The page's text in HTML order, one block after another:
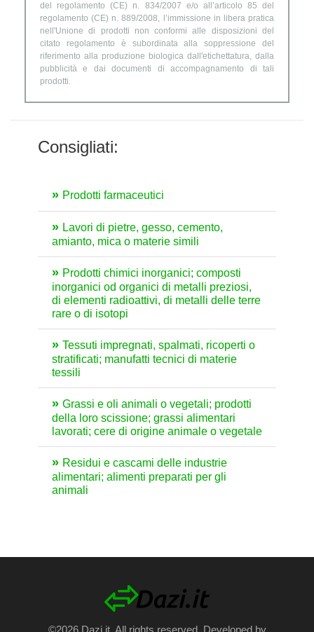
del regolamento (CE) n. 834/2007 e/o all’articolo 85 del
regolamento (CE) n. 889/2008, l’immissione in libera pratica
nell'Unione di prodotti non conformi alle disposizioni del
citato regolamento è subordinata alla soppressione del
riferimento alla produzione biologica dall'etichettatura, dalla
pubblicità e dai documenti di accompagnamento di tali
prodotti.
Consigliati:
Prodotti farmaceutici
Lavori di pietre, gesso, cemento,
amianto, mica o materie simili
Prodotti chimici inorganici; composti
inorganici od organici di metalli preziosi,
di elementi radioattivi, di metalli delle terre
rare o di isotopi
Tessuti impregnati, spalmati, ricoperti o
stratificati; manufatti tecnici di materie
tessili
Grassi e oli animali o vegetali; prodotti
della loro scissione; grassi alimentari
lavorati; cere di origine animale o vegetale
Residui e cascami delle industrie
alimentari; alimenti preparati per gli
animali